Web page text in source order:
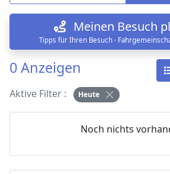
Meinen Besuch
Tipps für Ihren Besuch ·
0 Anzeigen
Aktive Filter : Heute
Noch nichts